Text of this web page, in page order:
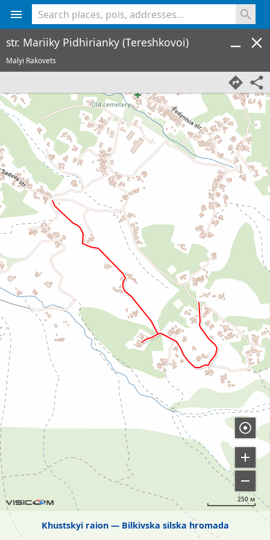
Khustskyi raion Bilkivska silska hromada
250 м
str. Mariiky Pidhirianky (Tereshkovoi)
Malyi Rakovets
<% console.log(hcard) %>